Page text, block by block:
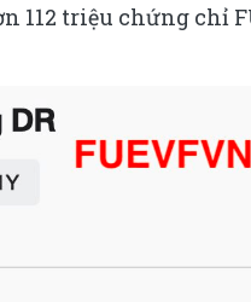
112 triệu chứng chỉ